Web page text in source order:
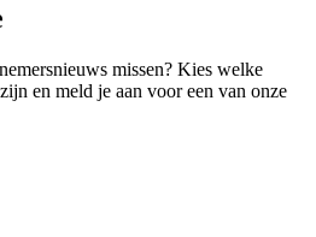
missen? Kies welke
en meld je aan voor een van onze